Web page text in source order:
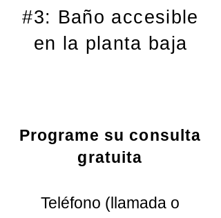
#3: Baño accesible
en la planta baja
Programe su consulta
gratuita
Teléfono (llamada o